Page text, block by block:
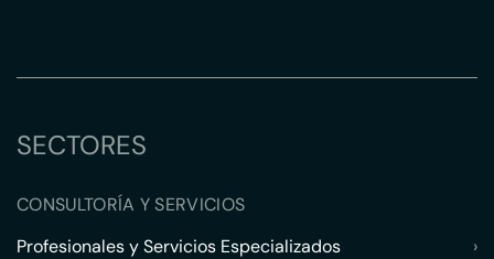
SECTORES
CONSULTORÍA Y SERVICIOS
Profesionales y Servicios Especializados
›